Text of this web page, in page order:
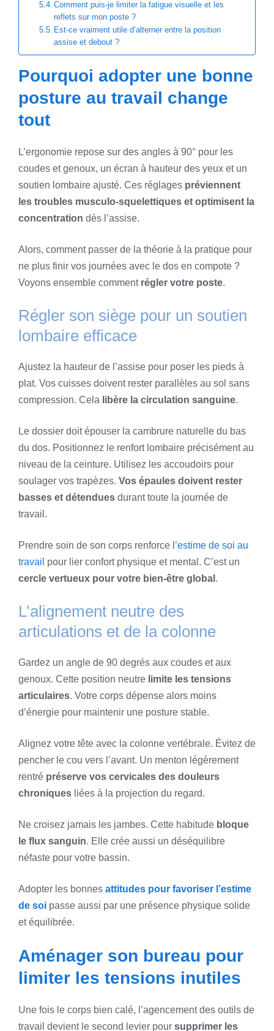
Comment puis-je limiter la fatigue visuelle et les
reflets sur mon poste ?
Est-ce vraiment utile d’alterner entre la position
assise et debout ?
Pourquoi adopter une bonne
posture au travail change
tout
L’ergonomie repose sur des angles à 90° pour les
coudes et genoux, un écran à hauteur des yeux et un
soutien lombaire ajusté. Ces réglages préviennent
les troubles musculo-squelettiques et optimisent la
concentration dès l’assise.
Alors, comment passer de la théorie à la pratique pour
ne plus finir vos journées avec le dos en compote ?
Voyons ensemble comment régler votre poste.
Régler son siège pour un soutien
lombaire efficace
Ajustez la hauteur de l’assise pour poser les pieds à
plat. Vos cuisses doivent rester parallèles au sol sans
compression. Cela libère la circulation sanguine.
Le dossier doit épouser la cambrure naturelle du bas
du dos. Positionnez le renfort lombaire précisément au
niveau de la ceinture. Utilisez les accoudoirs pour
soulager vos trapèzes. Vos épaules doivent rester
basses et détendues durant toute la journée de
travail.
Prendre soin de son corps renforce l’estime de soi au
travail pour lier confort physique et mental. C’est un
cercle vertueux pour votre bien-être global .
L’alignement neutre des
articulations et de la colonne
Gardez un angle de 90 degrés aux coudes et aux
genoux. Cette position neutre limite les tensions
articulaires. Votre corps dépense alors moins
d’énergie pour maintenir une posture stable.
Alignez votre tête avec la colonne vertébrale. Évitez de
pencher le cou vers l’avant. Un menton légèrement
rentré préserve vos cervicales des douleurs
chroniques liées à la projection du regard.
Ne croisez jamais les jambes. Cette habitude bloque
le flux sanguin. Elle crée aussi un déséquilibre
néfaste pour votre bassin.
Adopter les bonnes attitudes pour favoriser l’estime
de soi passe aussi par une présence physique solide
et équilibrée.
Aménager son bureau pour
limiter les tensions inutiles
Une fois le corps bien calé, l’agencement des outils de
travail devient le second levier pour supprimer les